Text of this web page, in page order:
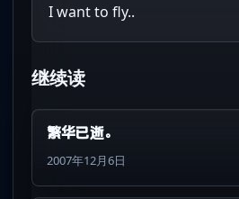
I want to fly..
继续读
繁华已逝。
2007年12月6日